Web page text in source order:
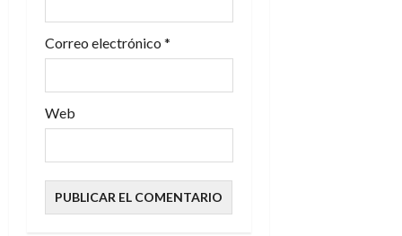
a
Correo electrónico *
Web